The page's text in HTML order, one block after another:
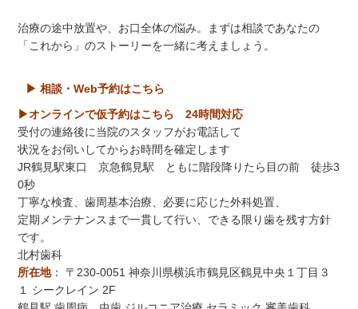
治療の途中放置や、お口全体の悩み。まずは相談であなたの
「これから」のストーリーを一緒に考えましょう。
▶ 相談・Web予約はこちら
▶オンラインで仮予約はこちら 24時間対応
受付の連絡後に当院のスタッフがお電話して
状況をお伺いしてからお時間を確定します
JR鶴見駅東口 京急鶴見駅 ともに階段降りたら目の前 徒歩3
0秒
丁寧な検査、歯周基本治療、必要に応じた外科処置、
定期メンテナンスまで一貫して行い、できる限り歯を残す方針
です。
北村歯科
所在地：
〒230-0051 神奈川県横浜市鶴見区鶴見中央１丁目３
１ シークレイン 2F